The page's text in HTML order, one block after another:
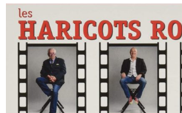
Assassin's Creed Black Flag Resynced